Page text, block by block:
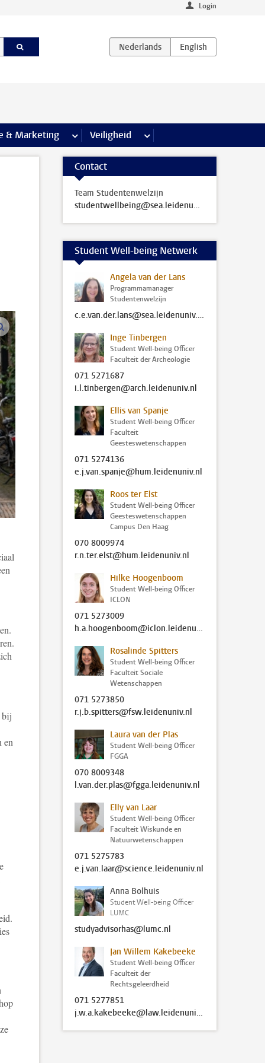
Login
& Marketing meer Communicatie & Marketing pagina’s
Veiligheid meer Veiligheid pagina’s
vergroot afbeeldingen
bij
en
Contact
Team Studentenwelzijn
studentwellbeing@sea.leidenuniv.nl
Student Well-being Netwerk
Angela van der Lans
Programmamanager
Studentenwelzijn
c.e.van.der.lans@sea.leidenuniv.nl
Inge Tinbergen
Student Well-being Officer
Faculteit der Archeologie
071 5271687
i.l.tinbergen@arch.leidenuniv.nl
Ellis van Spanje
Student Well-being Officer
Faculteit
Geesteswetenschappen
071 5274136
e.j.van.spanje@hum.leidenuniv.nl
Roos ter Elst
Student Well-being Officer
Geesteswetenschappen
Campus Den Haag
070 8009974
r.n.ter.elst@hum.leidenuniv.nl
Hilke Hoogenboom
Student Well-being Officer
ICLON
071 5273009
h.a.hoogenboom@iclon.leidenuniv.nl
Rosalinde Spitters
Student Well-being Officer
Faculteit Sociale
Wetenschappen
071 5273850
r.j.b.spitters@fsw.leidenuniv.nl
Laura van der Plas
Student Well-being Officer
FGGA
070 8009348
l.van.der.plas@fgga.leidenuniv.nl
Elly van Laar
Student Well-being Officer
Faculteit Wiskunde en
Natuurwetenschappen
071 5275783
e.j.van.laar@science.leidenuniv.nl
Anna Bolhuis
Student Well-being Officer
LUMC
studyadvisorhas@lumc.nl
Jan Willem Kakebeeke
Student Well-being Officer
Faculteit der
Rechtsgeleerdheid
071 5277851
j.w.a.kakebeeke@law.leidenuniv.nl